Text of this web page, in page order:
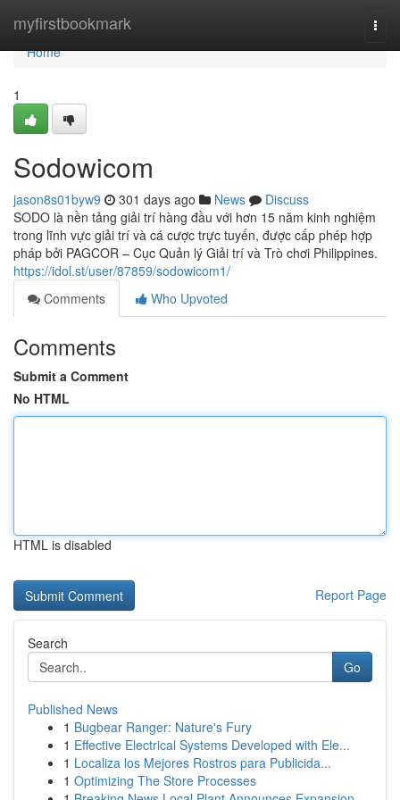
myfirstbookmark
Home
Home
1
Sodowicom
jason8s01byw9 301 days ago News
Discuss
SODO là nền tảng giải trí hàng đầu với hơn 15 năm kinh nghiệm
trong lĩnh vực giải trí và cá cược trực tuyến, được cấp phép hợp
pháp bởi PAGCOR – Cục Quản lý Giải trí và Trò chơi Philippines.
https://idol.st/user/87859/sodowicom1/
Comments
Who Upvoted
Comments
Submit a Comment
No HTML
HTML is disabled
Report Page
Search
Go
Published News
1 Bugbear Ranger: Nature's Fury
1 Effective Electrical Systems Developed with Ele...
1 Localiza los Mejores Rostros para Publicida...
1 Optimizing The Store Processes